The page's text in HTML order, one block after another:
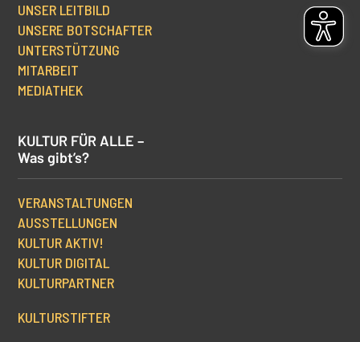
UNSER LEITBILD
UNSERE BOTSCHAFTER
UNTERSTÜTZUNG
MITARBEIT
MEDIATHEK
KULTUR FÜR ALLE –
Was gibt’s?
VERANSTALTUNGEN
AUSSTELLUNGEN
KULTUR AKTIV!
KULTUR DIGITAL
KULTURPARTNER
KULTURSTIFTER